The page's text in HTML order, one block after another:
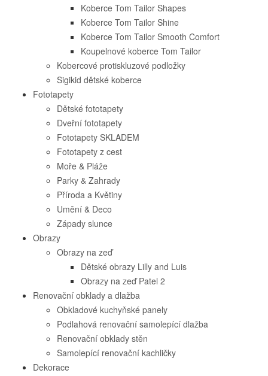
Koberce Tom Tailor Shapes
Koberce Tom Tailor Shine
Koberce Tom Tailor Smooth Comfort
Koupelnové koberce Tom Tailor
Kobercové protiskluzové podložky
Sigikid dětské koberce
Fototapety
Dětské fototapety
Dveřní fototapety
Fototapety SKLADEM
Fototapety z cest
Moře & Pláže
Parky & Zahrady
Příroda a Květiny
Umění & Deco
Západy slunce
Obrazy
Obrazy na zeď
Dětské obrazy Lilly and Luis
Obrazy na zeď Patel 2
Renovační obklady a dlažba
Obkladové kuchyňské panely
Podlahová renovační samolepící dlažba
Renovační obklady stěn
Samolepící renovační kachličky
Dekorace